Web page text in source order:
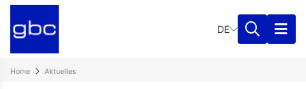
DE
Home Aktuelles